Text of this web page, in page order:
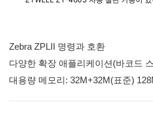
Zebra ZPLII 명령과 호환
다양한 확장 애플리케이션(바코드
대용량 메모리: 32M+32M(표준)